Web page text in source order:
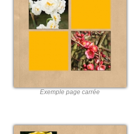
Exemple page carrée